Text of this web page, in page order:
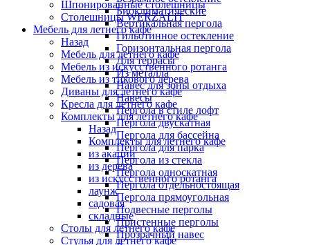
Биоклиматические
Вертикальная пергола
Гильотинное остекление
Горизонтальная пергола
Для террасы
Из металла
Навес для зоны отдыха
Навесы
Пергола в стиле лофт
Пергола двускатная
Пергола для бассейна
Пергола для парка
Пергола из стекла
Пергола односкатная
Пергола отдельностоящая
Пергола прямоугольная
Подвесные перголы
Пристенные перголы
Прозрачный навес
Шпонированные столешницы
Столешницы WERZALIT
Мебель для летнего кафе
Назад
Мебель для летнего кафе
Мебель из искусственного ротанга
Мебель из тикового дерева
Диваны для летнего кафе
Кресла для летнего кафе
Комплекты для летнего кафе
Назад
Комплекты для летнего кафе
из акации
из дерева
из искусственного ротанга
лаунж
садовая
складные
Столы для летнего кафе
Стулья для летнего кафе